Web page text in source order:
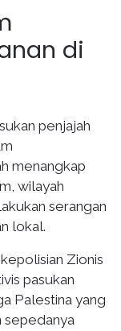
di
penjajah
menangkap
wilayah
serangan
lokal.
Zionis
pasukan
Palestina yang
sepedanya